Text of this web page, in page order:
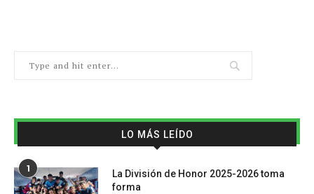
LO MÁS LEÍDO
1
La División de Honor 2025-2026 toma
forma